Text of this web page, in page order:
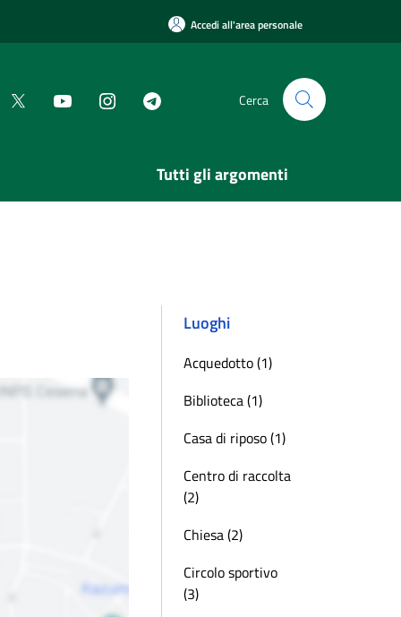
Accedi all'area personale
Cerca
Tutti gli argomenti
Luoghi
Acquedotto (1)
Biblioteca (1)
Casa di riposo (1)
Centro di raccolta
(2)
Chiesa (2)
Circolo sportivo
(3)